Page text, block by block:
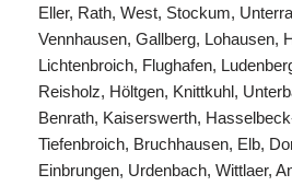
Eller, Rath, West, Stockum,
Vennhausen, Gallberg, Lohausen,
Lichtenbroich, Flughafen,
Reisholz, Höltgen, Knittkuhl,
Benrath, Kaiserswerth,
Tiefenbroich, Bruchhausen, Elb,
Einbrungen, Urdenbach, Wittlaer,